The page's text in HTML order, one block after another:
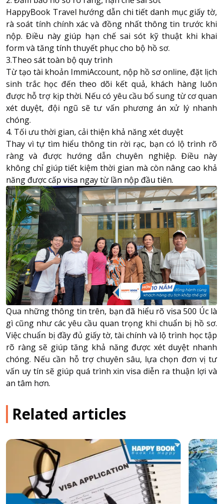
HappyBook Travel hướng dẫn chi tiết danh mục giấy tờ,
rà soát tính chính xác và đồng nhất thông tin trước khi
nộp. Điều này giúp hạn chế sai sót kỹ thuật khi khai
form và tăng tính thuyết phục cho bộ hồ sơ.
3.Theo sát toàn bộ quy trình
Từ tạo tài khoản ImmiAccount, nộp hồ sơ online, đặt lịch
sinh trắc học đến theo dõi kết quả, khách hàng luôn
được hỗ trợ kịp thời. Nếu có yêu cầu bổ sung từ cơ quan
xét duyệt, đội ngũ sẽ tư vấn phương án xử lý nhanh
chóng.
4. Tối ưu thời gian, cải thiện khả năng xét duyệt
Thay vì tự tìm hiểu thông tin rời rạc, bạn có lộ trình rõ
ràng và được hướng dẫn chuyên nghiệp. Điều này
không chỉ giúp tiết kiệm thời gian mà còn nâng cao khả
năng được cấp visa ngay từ lần nộp đầu tiên.
Qua những thông tin trên, bạn đã hiểu rõ visa 500 Úc là
gì cũng như các yêu cầu quan trọng khi chuẩn bị hồ sơ.
Việc chuẩn bị đầy đủ giấy tờ, tài chính và lộ trình học tập
rõ ràng sẽ giúp tăng khả năng được xét duyệt nhanh
chóng. Nếu cần hỗ trợ chuyên sâu, lựa chọn đơn vị tư
vấn uy tín sẽ giúp quá trình xin visa diễn ra thuận lợi và
an tâm hơn.
Related articles